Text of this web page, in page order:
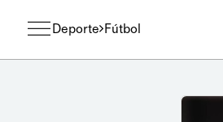
Deporte Fútbol